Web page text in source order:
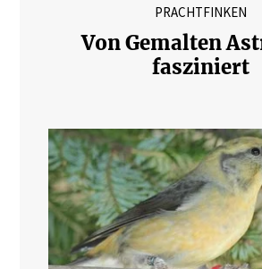
PRACHTFINKEN
Von Gemalten
fasziniert